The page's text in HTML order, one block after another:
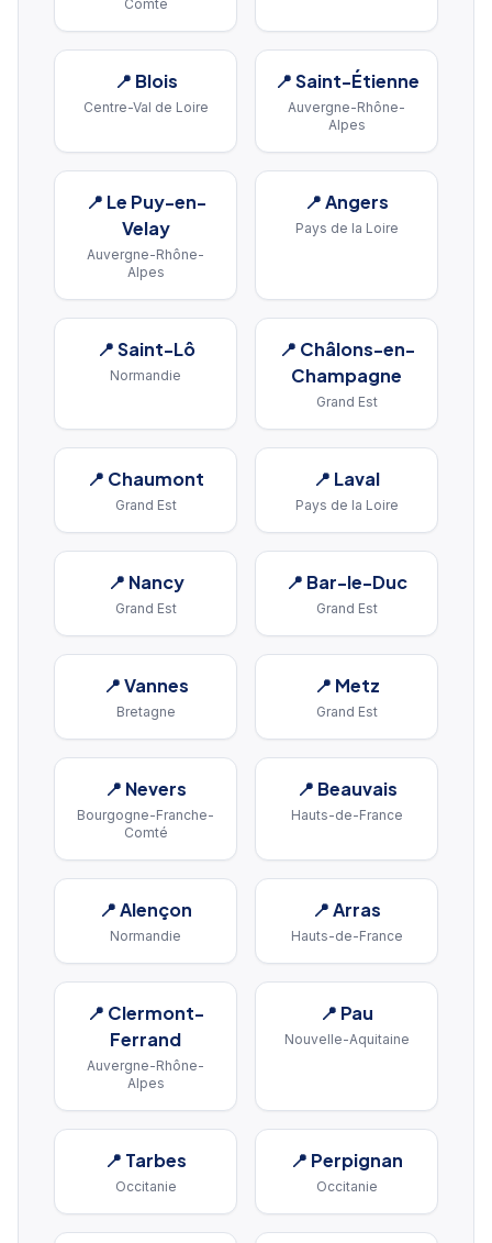
Comté
📍 Blois
Centre-Val de Loire
📍Saint-Étienne
Auvergne-Rhône-
Alpes
📍 Le Puy-en-
Velay
Auvergne-Rhône-
Alpes
📍Angers
Pays de la Loire
📍Saint-Lô
Normandie
📍 Châlons-en-
Champagne
Grand Est
📍 Chaumont
Grand Est
📍 Laval
Pays de la Loire
📍 Nancy
Grand Est
📍 Bar-le-Duc
Grand Est
📍Vannes
Bretagne
📍 Metz
Grand Est
📍 Nevers
Bourgogne-Franche-
Comté
📍 Beauvais
Hauts-de-France
📍Alençon
Normandie
📍Arras
Hauts-de-France
📍 Clermont-
Ferrand
Auvergne-Rhône-
Alpes
📍 Pau
Nouvelle-Aquitaine
📍 Tarbes
Occitanie
📍 Perpignan
Occitanie